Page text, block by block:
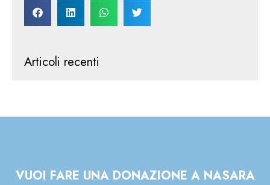
Articoli recenti
VUOI FARE UNA DONAZIONE A NASARA